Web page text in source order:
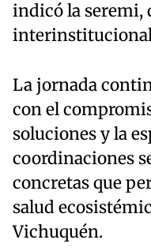
indicó la seremi,
La jornada
con el
soluciones y la
coordinaciones
concretas que
salud
Vichuquén.